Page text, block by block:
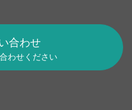
合わせ
わせください